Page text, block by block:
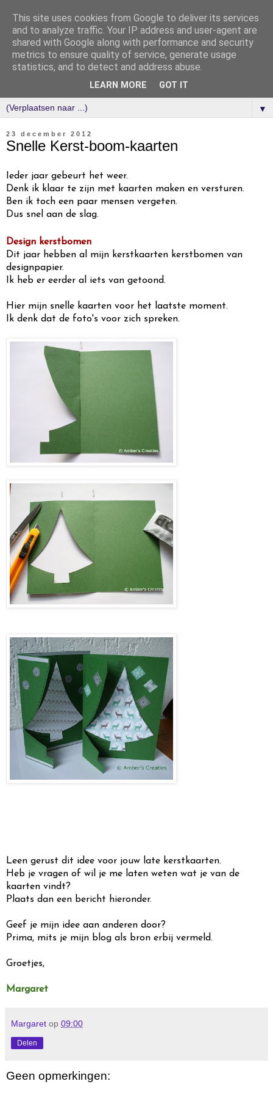
▼
23 december 2012
Snelle Kerst-boom-kaarten
Ieder jaar gebeurt het weer.
Denk ik klaar te zijn met kaarten maken en versturen.
Ben ik toch een paar mensen vergeten.
Dus snel aan de slag.
Design kerstbomen
Dit jaar hebben al mijn kerstkaarten kerstbomen van
designpapier.
Ik heb er eerder al iets van getoond.
Hier mijn snelle kaarten voor het laatste moment.
Ik denk dat de foto's voor zich spreken.
Leen gerust dit idee voor jouw late kerstkaarten.
Heb je vragen of wil je me laten weten wat je van de
kaarten vindt?
Plaats dan een bericht hieronder.
Geef je mijn idee aan anderen door?
Prima, mits je mijn blog als bron erbij vermeld.
Groetjes,
Margaret
Margaret op 09:00
Delen
Geen opmerkingen:
This site uses cookies from Google to deliver its services
and to analyze traffic. Your IP address and user-agent are
shared with Google along with performance and security
metrics to ensure quality of service, generate usage
statistics, and to detect and address abuse.
LEARN MORE GOT IT